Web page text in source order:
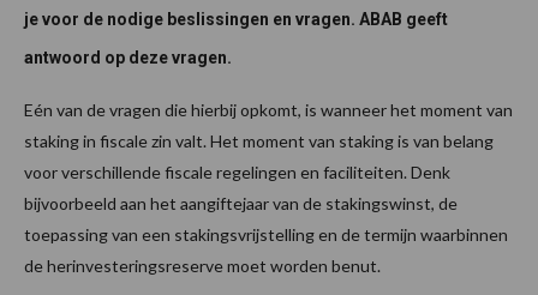
je voor de nodige beslissingen en vragen. ABAB geeft
antwoord op deze vragen.
Eén van de vragen die hierbij opkomt, is wanneer het moment van
staking in fiscale zin valt. Het moment van staking is van belang
voor verschillende fiscale regelingen en faciliteiten. Denk
bijvoorbeeld aan het aangiftejaar van de stakingswinst, de
toepassing van een stakingsvrijstelling en de termijn waarbinnen
de herinvesteringsreserve moet worden benut.